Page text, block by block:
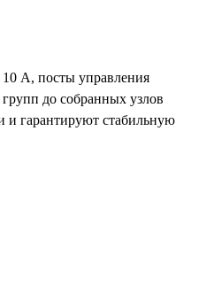
10 А, посты управления
до собранных узлов
и гарантируют стабильную